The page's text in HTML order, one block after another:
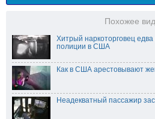
Похожее
Хитрый наркоторговец
полиции в США
Как в США арестовывают
Неадекватный пассажир